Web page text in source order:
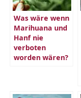
Was wäre wenn
Marihuana und
Hanf nie
verboten
worden wären?